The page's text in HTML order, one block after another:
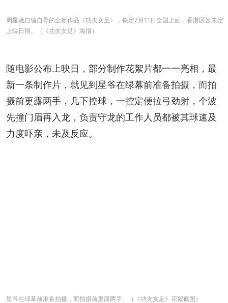
周星驰自编自导的全新作品《功夫女足》，铁定7月11日全国上画，香港区暂未定
上映日期。（《功夫女足》海报）
随电影公布上映日，部分制作花絮片都一一亮相，最
新一条制作片，就见到星爷在绿幕前准备拍摄，而拍
摄前更露两手，几下控球，一控定便拉弓劲射，个波
先撞门眉再入龙，负责守龙的工作人员都被其球速及
力度吓亲，未及反应。
星爷在绿幕前准备拍摄，而拍摄前更露两手。（《功夫女足》花絮截图）